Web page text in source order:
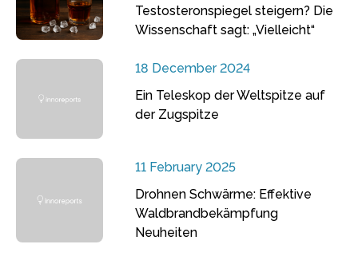
Testosteronspiegel steigern? Die
Wissenschaft sagt: „Vielleicht“
18 December 2024
Ein Teleskop der Weltspitze auf
der Zugspitze
11 February 2025
Drohnen Schwärme: Effektive
Waldbrandbekämpfung
Neuheiten